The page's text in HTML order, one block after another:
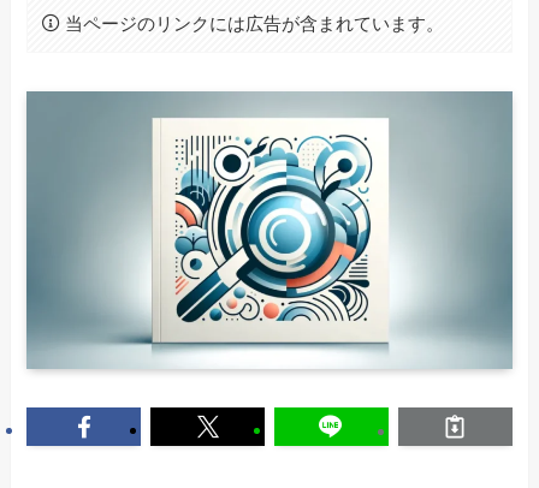
当ページのリンクには広告が含まれています。